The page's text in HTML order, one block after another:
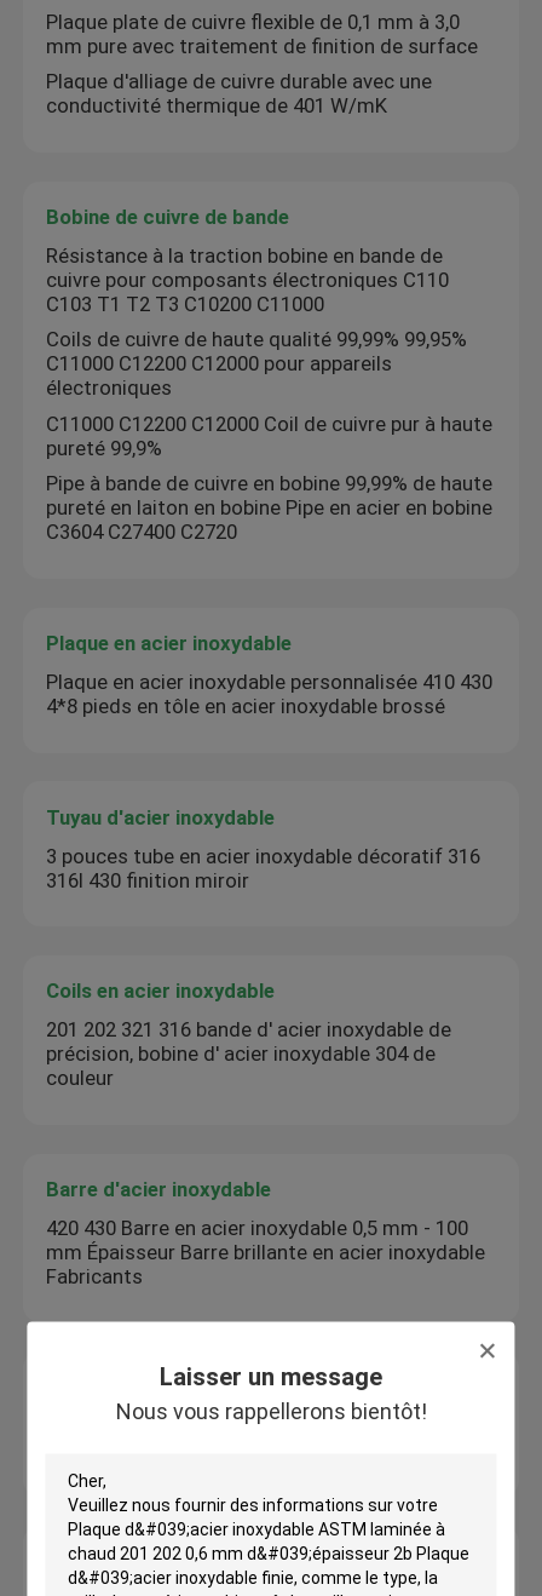
Laisser un message
Nous vous rappellerons bientôt!
Plaque plate de cuivre flexible de 0,1 mm à 3,0
mm pure avec traitement de finition de surface
Plaque d'alliage de cuivre durable avec une
conductivité thermique de 401 W/mK
Bobine de cuivre de bande
Résistance à la traction bobine en bande de
cuivre pour composants électroniques C110
C103 T1 T2 T3 C10200 C11000
Coils de cuivre de haute qualité 99,99% 99,95%
C11000 C12200 C12000 pour appareils
électroniques
C11000 C12200 C12000 Coil de cuivre pur à haute
pureté 99,9%
Pipe à bande de cuivre en bobine 99,99% de haute
pureté en laiton en bobine Pipe en acier en bobine
C3604 C27400 C2720
Plaque en acier inoxydable
Plaque en acier inoxydable personnalisée 410 430
4*8 pieds en tôle en acier inoxydable brossé
Tuyau d'acier inoxydable
3 pouces tube en acier inoxydable décoratif 316
316l 430 finition miroir
Coils en acier inoxydable
201 202 321 316 bande d' acier inoxydable de
précision, bobine d' acier inoxydable 304 de
couleur
Barre d'acier inoxydable
420 430 Barre en acier inoxydable 0,5 mm - 100
mm Épaisseur Barre brillante en acier inoxydable
Fabricants
Profil d'acier inoxydable
304 316 316L Barre plate en acier inoxydable
Alliage de nickel